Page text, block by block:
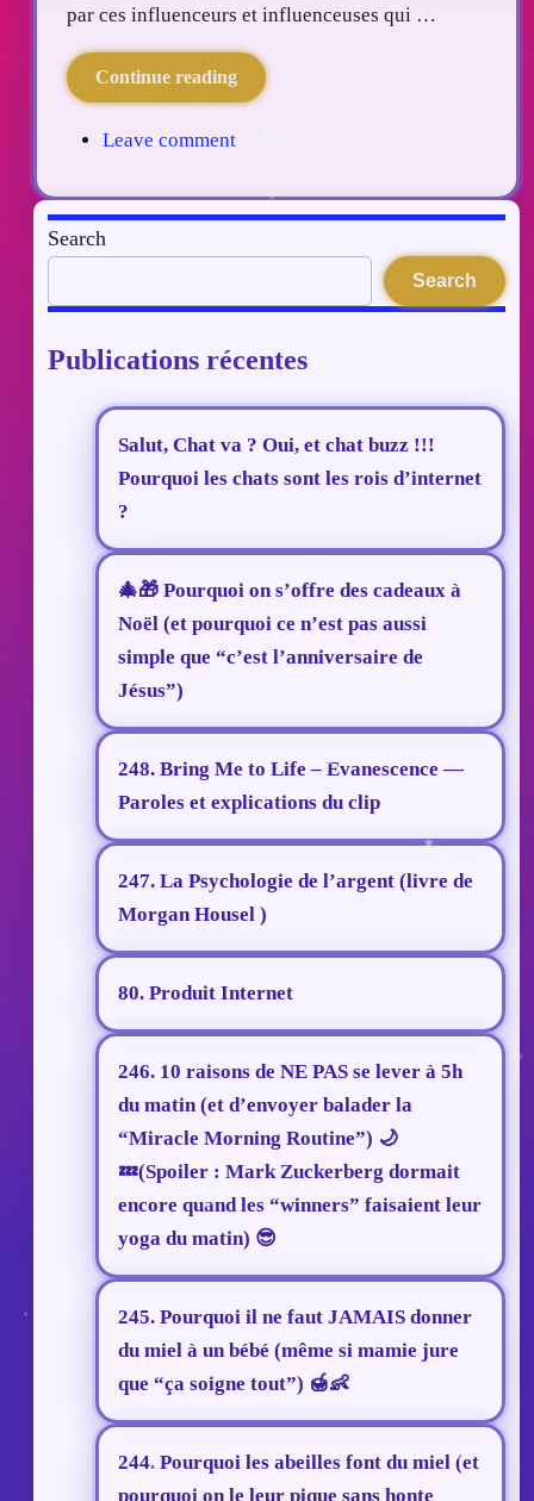
par ces influenceurs et influenceuses qui …
Continue reading
Leave comment
Search
Search
Publications récentes
Salut, Chat va ? Oui, et chat buzz !!!
Pourquoi les chats sont les rois d’internet
?
🎄🎁 Pourquoi on s’offre des cadeaux à
Noël (et pourquoi ce n’est pas aussi
simple que “c’est l’anniversaire de
Jésus”)
248. Bring Me to Life – Evanescence —
Paroles et explications du clip
247. La Psychologie de l’argent (livre de
Morgan Housel )
80. Produit Internet
246. 10 raisons de NE PAS se lever à 5h
du matin (et d’envoyer balader la
“Miracle Morning Routine”) 🌙
💤(Spoiler : Mark Zuckerberg dormait
encore quand les “winners” faisaient leur
yoga du matin) 😎
245. Pourquoi il ne faut JAMAIS donner
du miel à un bébé (même si mamie jure
que “ça soigne tout”) 🍯👶
244. Pourquoi les abeilles font du miel (et
pourquoi on le leur pique sans honte